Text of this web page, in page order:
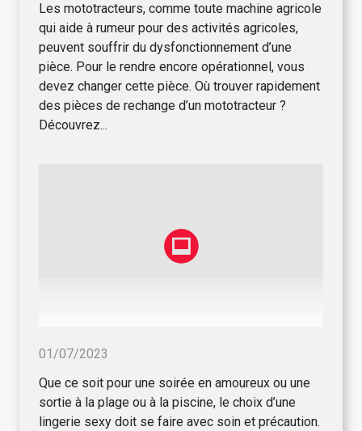
Les mototracteurs, comme toute machine agricole
qui aide à rumeur pour des activités agricoles,
peuvent souffrir du dysfonctionnement d’une
pièce. Pour le rendre encore opérationnel, vous
devez changer cette pièce. Où trouver rapidement
des pièces de rechange d’un mototracteur ?
Découvrez...
01/07/2023
Que ce soit pour une soirée en amoureux ou une
sortie à la plage ou à la piscine, le choix d’une
lingerie sexy doit se faire avec soin et précaution.